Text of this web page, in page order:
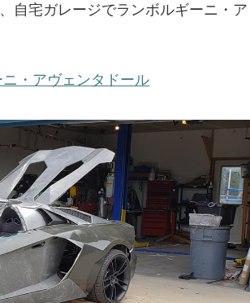
自宅ガレージでランボルギーニ・ア
・アヴェンタドール